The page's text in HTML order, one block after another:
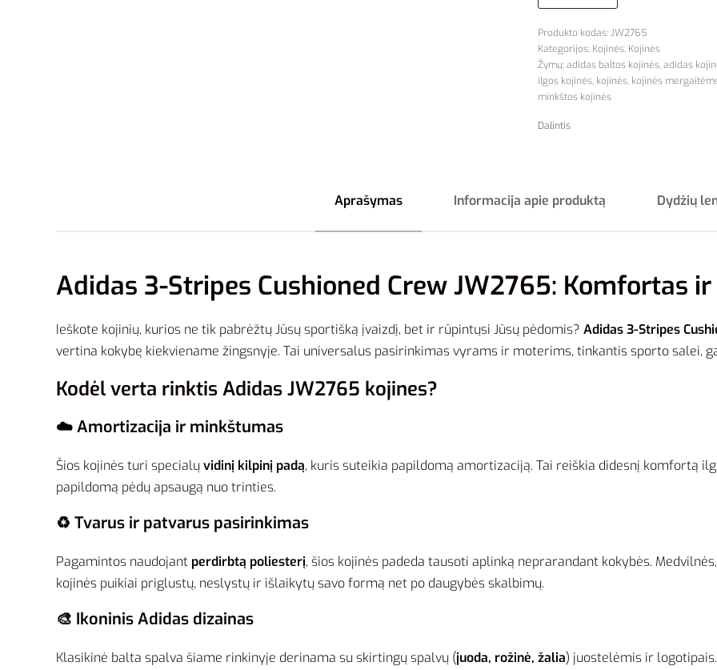
JW2765
Kategorijos: Kojinės, Kojinės
Žymų:adidas baltos kojinės,adidas
ilgos kojinės, kojinės, kojinės
minkštos kojinės
Dalintis
Aprašymas Informacija apie produktą Dydžių
Adidas 3-Stripes Cushioned Crew JW2765: Komfortas
Ieškote kojinių, kurios ne tik pabrėžtų Jūsų sportišką įvaizdį, bet ir rūpintųsi Jūsų pėdomis? Adidas 3-Stripes
vertina kokybę kiekviename žingsnyje. Tai universalus pasirinkimas vyrams ir moterims, tinkantis sporto salei,
Kodėl verta rinktis Adidas JW2765 kojines?
☁️ Amortizacija ir minkštumas
Šios kojinės turi specialųvidinį kilpinį padą, kuris suteikia papildomą amortizaciją. Tai reiškia didesnį komfortą
papildomą pėdų apsaugą nuo trinties.
♻️ Tvarus ir patvarus pasirinkimas
Pagamintos naudojant perdirbtą poliesterį, šios kojinės padeda tausoti aplinką neprarandant kokybės.
kojinės puikiai priglustų, neslystų ir išlaikytų savo formą net po daugybės skalbimų.
🎨 Ikoninis Adidas dizainas
Klasikinė balta spalva šiame rinkinyje derinama su skirtingų spalvų (juoda, rožinė, žalia) juostelėmis ir